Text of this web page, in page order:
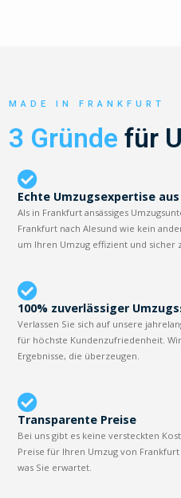
MADE IN FRANKFURT
3 Gründe für
Echte Umzugsexpertise
Als in Frankfurt ansässiges
Frankfurt nach Alesund wie kein
um Ihren Umzug effizient und sicher
100% zuverlässiger
Verlassen Sie sich auf unsere
für höchste Kundenzufriedenheit.
Ergebnisse, die überzeugen.
Transparente Preise
Bei uns gibt es keine versteckten
Preise für Ihren Umzug von
was Sie erwartet.